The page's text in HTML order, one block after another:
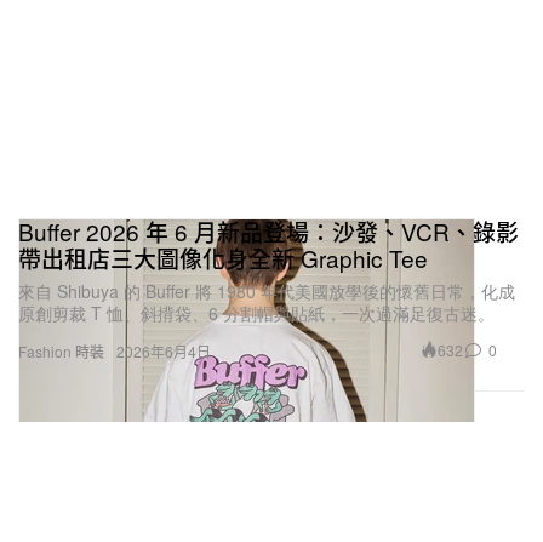
Fashion 時裝
Buffer 2026 年 6 月新品登場：沙發、VCR、錄影
帶出租店三大圖像化身全新 Graphic Tee
來自 Shibuya 的 Buffer 將 1980 年代美國放學後的懷舊日常，化成
原創剪裁 T 恤、斜揹袋、6 分割帽與貼紙，一次過滿足復古迷。
2026年6月4日 632 0